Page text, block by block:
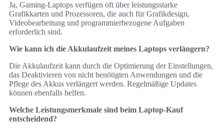
Ja, Gaming-Laptops verfügen oft über leistungsstarke
Grafikkarten und Prozessoren, die auch für Grafikdesign,
Videobearbeitung und programmierbezogene Aufgaben
erforderlich sind.
Wie kann ich die Akkulaufzeit meines Laptops verlängern?
Die Akkulaufzeit kann durch die Optimierung der Einstellungen,
das Deaktivieren von nicht benötigten Anwendungen und die
Pflege des Akkus verlängert werden. Regelmäßige Updates
können ebenfalls helfen.
Welche Leistungsmerkmale sind beim Laptop-Kauf
entscheidend?